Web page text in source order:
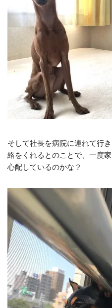
そして社長を病院に連れて行
絡をくれるとのことで、一度
心配しているのかな？